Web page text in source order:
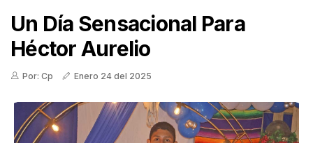
Un Día Sensacional Para
Héctor Aurelio
Por: Cp Enero 24 del 2025